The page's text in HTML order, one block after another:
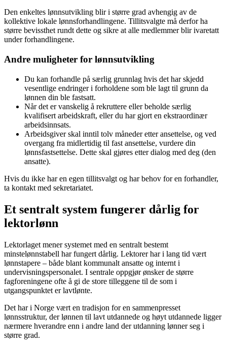
Den enkeltes lønnsutvikling blir i større grad avhengig av de
kollektive lokale lønnsforhandlingene. Tillitsvalgte må derfor ha
større bevissthet rundt dette og sikre at alle medlemmer blir ivaretatt
under forhandlingene.
Andre muligheter for lønnsutvikling
Du kan forhandle på særlig grunnlag hvis det har skjedd
vesentlige endringer i forholdene som ble lagt til grunn da
lønnen din ble fastsatt.
Når det er vanskelig å rekruttere eller beholde særlig
kvalifisert arbeidskraft, eller du har gjort en ekstraordinær
arbeidsinnsats.
Arbeidsgiver skal inntil tolv måneder etter ansettelse, og ved
overgang fra midlertidig til fast ansettelse, vurdere din
lønnsfastsettelse. Dette skal gjøres etter dialog med deg (den
ansatte).
Hvis du ikke har en egen tillitsvalgt og har behov for en forhandler,
ta kontakt med sekretariatet.
Et sentralt system fungerer dårlig for
lektorlønn
Lektorlaget mener systemet med en sentralt bestemt
minstelønnstabell har fungert dårlig. Lektorer har i lang tid vært
lønnstapere – både blant kommunalt ansatte og internt i
undervisningspersonalet. I sentrale oppgjør ønsker de større
fagforeningene ofte å gi de store tilleggene til de som i
utgangspunktet er lavtlønte.
Det har i Norge vært en tradisjon for en sammenpresset
lønnsstruktur, der lønnen til lavt utdannede og høyt utdannede ligger
nærmere hverandre enn i andre land der utdanning lønner seg i
større grad.